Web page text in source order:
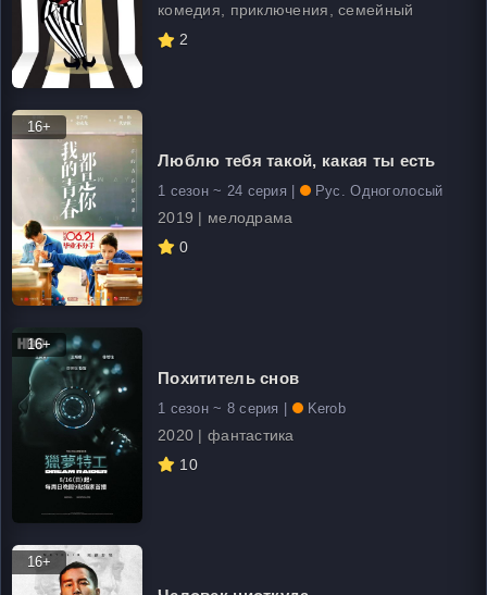
комедия, приключения, семейный
2
16+
Люблю тебя такой, какая ты есть
1 сезон ~ 24 серия | Рус. Одноголосый
2019 | мелодрама
0
16+
Похититель снов
1 сезон ~ 8 серия | Kerob
2020 | фантастика
10
16+